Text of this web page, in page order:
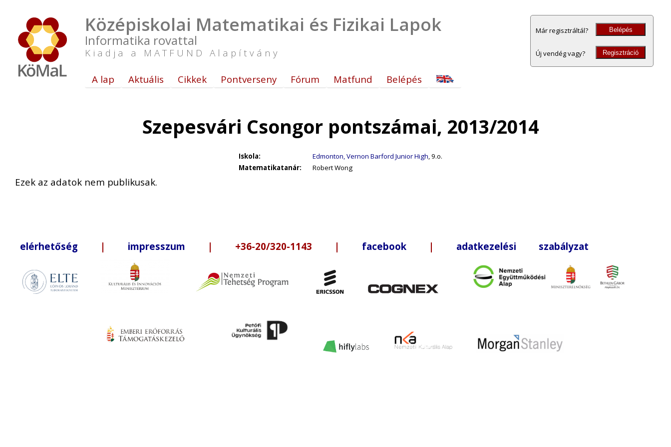
Középiskolai Matematikai és Fizikai Lapok
Informatika rovattal
Kiadja a MATFUND Alapítvány
Már regisztráltál? Belépés
Új vendég vagy? Regisztráció
A lap Aktuális Cikkek Pontverseny Fórum Matfund Belépés
Szepesvári Csongor pontszámai, 2013/2014
Iskola: Edmonton, Vernon Barford Junior High, 9.o.
Matematikatanár:
Robert Wong
Ezek az adatok nem publikusak.
elérhetőség | impresszum | +36-20/320-1143 | facebook | adatkezelési szabályzat